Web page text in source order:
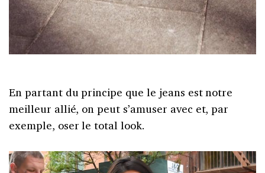
En partant du principe que le jeans est notre
meilleur allié, on peut s’amuser avec et, par
exemple, oser le total look.